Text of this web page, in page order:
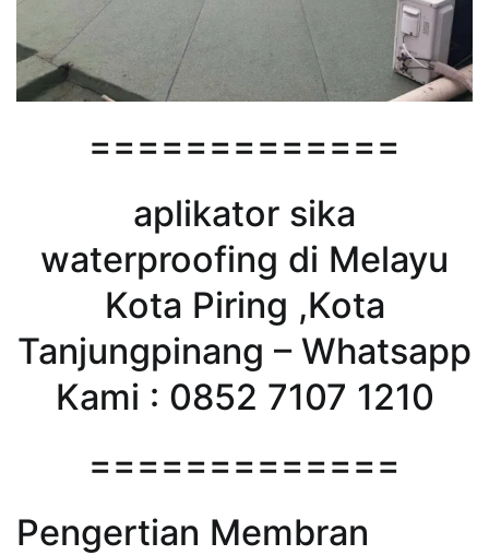
=============
aplikator sika
waterproofing di Melayu
Kota Piring ,Kota
Tanjungpinang – Whatsapp
Kami : 0852 7107 1210
=============
Pengertian Membran